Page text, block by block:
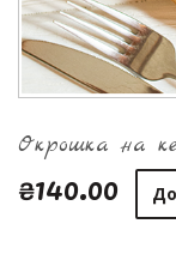
Окрошка на
₴140.00